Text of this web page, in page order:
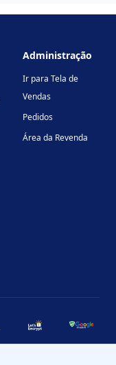
Administração
Ir para Tela de
Vendas
Pedidos
Área da Revenda